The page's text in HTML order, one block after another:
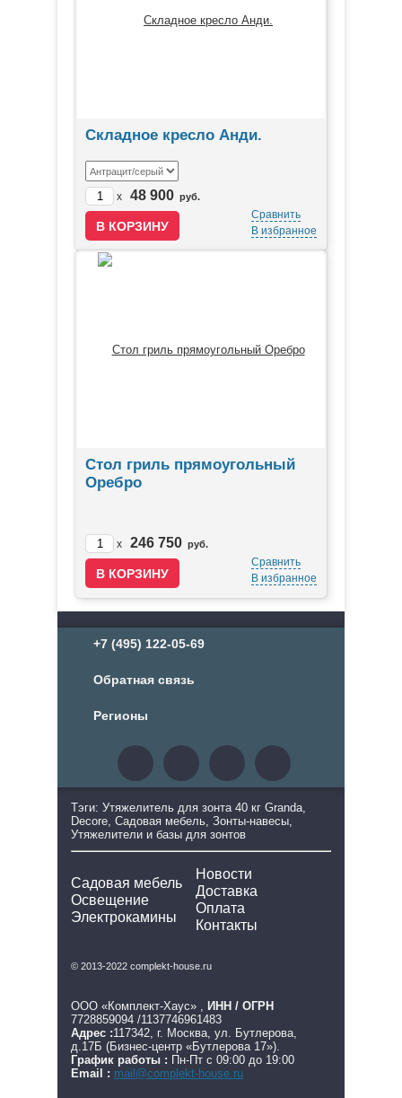
Складное кресло Анди.
x 48 900 руб.
Сравнить
В избранное
Стол гриль прямоугольный
Оребро
x 246 750 руб.
Сравнить
В избранное
+7 (495) 122-05-69
Обратная связь
Регионы
Тэги: Утяжелитель для зонта 40 кг Granda,
Decore, Садовая мебель, Зонты-навесы,
Утяжелители и базы для зонтов
Садовая мебель
Освещение
Электрокамины
Новости
Доставка
Оплата
Контакты
© 2013-2022 complekt-house.ru
ООО «Комплект-Хаус» , ИНН / ОГРН
7728859094 /1137746961483
Адрес :117342, г. Москва, ул. Бутлерова,
д.17Б (Бизнес-центр «Бутлерова 17»).
График работы : Пн-Пт с 09:00 до 19:00
Email : mail@complekt-house.ru